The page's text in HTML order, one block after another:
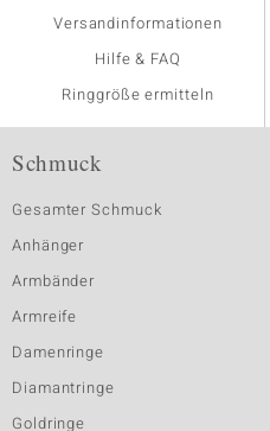
Versandinformationen
Hilfe & FAQ
Ringgröße ermitteln
Schmuck
Gesamter Schmuck
Anhänger
Armbänder
Armreife
Damenringe
Diamantringe
Goldringe